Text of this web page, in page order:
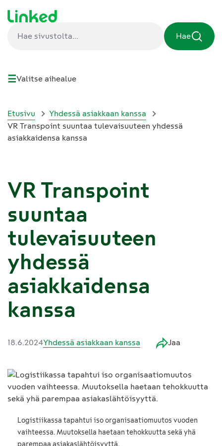
Hae
☰Valitse aihealue
Etusivu
Yhdessä asiakkaan kanssa
VR Transpoint suuntaa tulevaisuuteen yhdessä
asiakkaidensa kanssa
VR Transpoint
suuntaa
tulevaisuuteen
yhdessä
asiakkaidensa
kanssa
18.6.2024Yhdessä asiakkaan kanssa Jaa
Logistiikassa tapahtui iso organisaatiomuutos vuoden
vaihteessa. Muutoksella haetaan tehokkuutta sekä yhä
parempaa asiakaslähtöisyyttä.